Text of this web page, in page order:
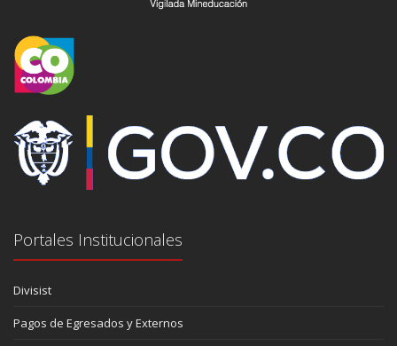
Portales Institucionales
Divisist
Pagos de Egresados y Externos